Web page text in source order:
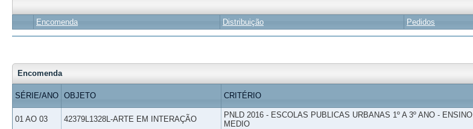
Encomenda Distribuição Pedidos
Encomenda
SÉRIE/ANO OBJETO CRITÉRIO
01 AO 03 42379L1328L-ARTE EM INTERAÇÃO
PNLD 2016 - ESCOLAS PUBLICAS URBANAS 1º A 3º ANO - ENSINO
MEDIO